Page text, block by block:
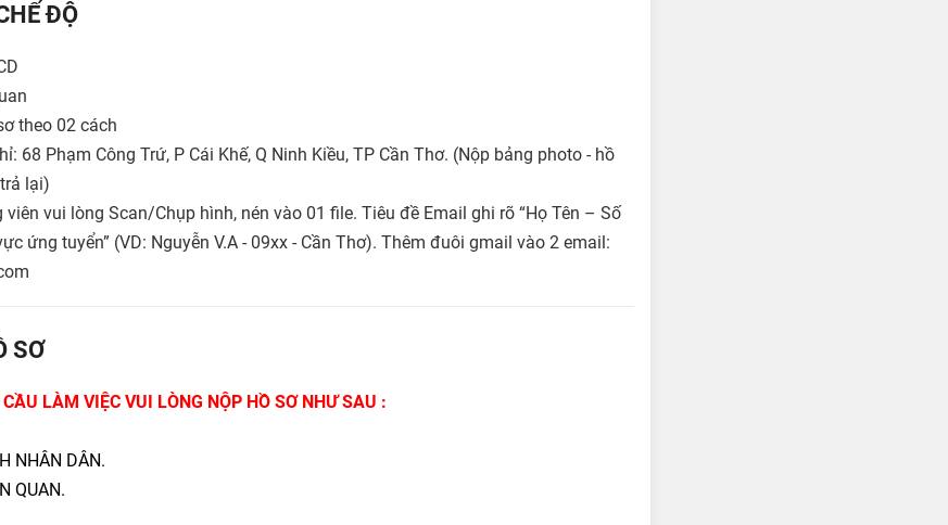
ĐỘ
theo 02 cách
68 Phạm Công Trứ, P Cái Khế, Q Ninh Kiều, TP Cần Thơ. (Nộp bảng photo - hồ
lại)
viên vui lòng Scan/Chụp hình, nén vào 01 file. Tiêu đề Email ghi rõ “Họ Tên – Số
ứng tuyển” (VD: Nguyễn V.A - 09xx - Cần Thơ). Thêm đuôi gmail vào 2 email:
SƠ
LÀM VIỆC VUI LÒNG NỘP HỒ SƠ NHƯ SAU :
NHÂN DÂN.
QUAN.